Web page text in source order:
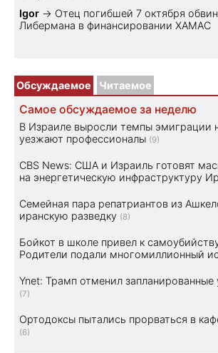
Igor → Отец погибшей 7 октября
Либермана в финансировании ХАМАС
Обсуждаемое Читаемое
Самое обсуждаемое за неделю
В Израиле выросли темпы эмиграции
уезжают профессионалы (9)
CBS News: США и Израиль готовят
на энергетическую инфраструктуру
Семейная пара репатриантов из
иранскую разведку (8)
Бойкот в школе привел к
Родители подали многомиллионный
Ynet: Трамп отменил
(7)
Ортодоксы пытались прорваться в
(6)